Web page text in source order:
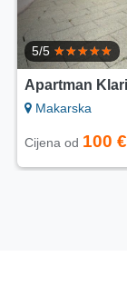
5/5
Apartman
Makarska
Cijena od100 €